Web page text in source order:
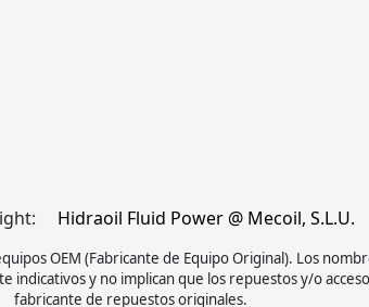
Hidraoil Fluid Power @ Mecoil, S.L.U.
OEM (Fabricante de Equipo Original). Los
indicativos y no implican que los repuestos y/o
fabricante de repuestos originales.